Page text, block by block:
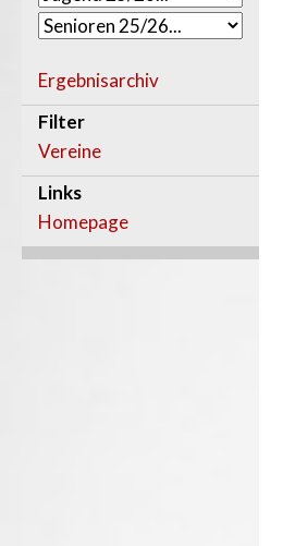
Ergebnisarchiv
Filter
Vereine
Links
Homepage